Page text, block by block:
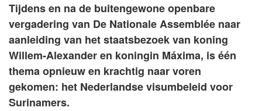
Tijdens en na de buitengewone openbare
vergadering van De Nationale Assemblée naar
aanleiding van het staatsbezoek van koning
Willem-Alexander en koningin Máxima, is één
thema opnieuw en krachtig naar voren
gekomen: het Nederlandse visumbeleid voor
Surinamers.